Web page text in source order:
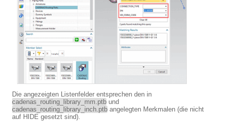
Die angezeigten Listenfelder entsprechen den in
cadenas_routing_library_mm.ptb und
cadenas_routing_library_inch.ptb angelegten Merkmalen (die nicht
auf HIDE gesetzt sind).